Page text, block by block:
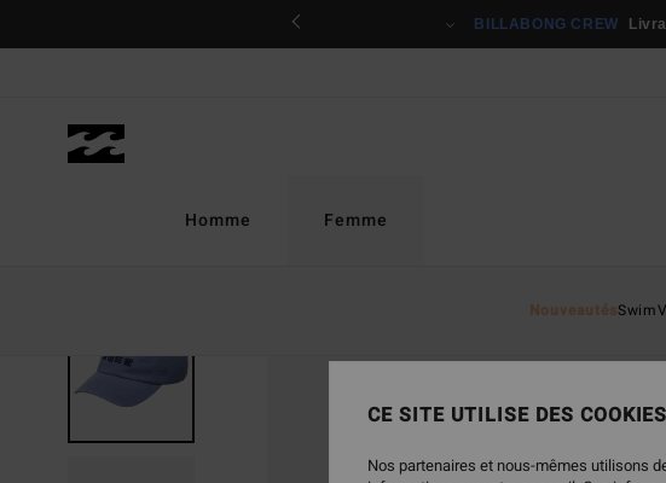
BILLABONG CREW
Homme Femme
NouveautésSwim
CE SITE UTILISE DES COOKIES
Nos partenaires et nous-mêmes utilisons